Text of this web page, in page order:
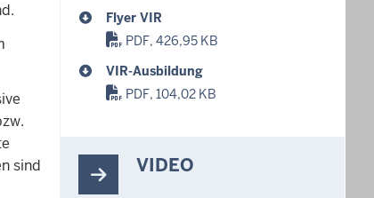
sind
Flyer VIR
PDF, 426,95 KB
VIR-Ausbildung
PDF, 104,02 KB
VIDEO